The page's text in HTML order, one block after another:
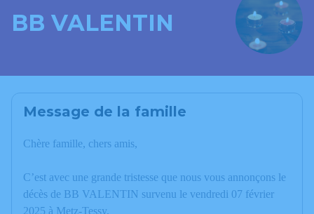
BB VALENTIN
Message de la famille
Chère famille, chers amis,
C’est avec une grande tristesse que nous vous annonçons le
décès de BB VALENTIN survenu le vendredi 07 février
2025 à Metz-Tessy.